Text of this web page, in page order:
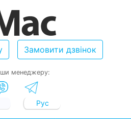
Замовити дзвінок
менеджеру:
Рус